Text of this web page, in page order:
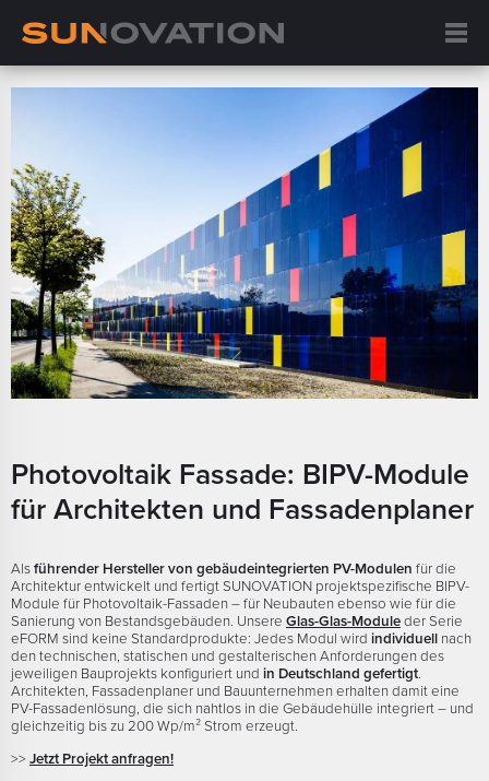
Photovoltaik Fassade: BIPV-Module
für Architekten und Fassadenplaner
Alsführender Hersteller von gebäudeintegrierten PV-Modulen für die
Architektur entwickelt und fertigt SUNOVATION projektspezifische BIPV-
Module für Photovoltaik-Fassaden – für Neubauten ebenso wie für die
Sanierung von Bestandsgebäuden. Unsere Glas-Glas-Moduleder Serie
eFORM sind keine Standardprodukte: Jedes Modul wird individuell nach
den technischen, statischen und gestalterischen Anforderungen des
jeweiligen Bauprojekts konfiguriert und in Deutschland gefertigt.
Architekten, Fassadenplaner und Bauunternehmen erhalten damit eine
PV-Fassadenlösung, die sich nahtlos in die Gebäudehülle integriert – und
gleichzeitig bis zu 200 Wp/m² Strom erzeugt.
>>Jetzt Projekt anfragen!